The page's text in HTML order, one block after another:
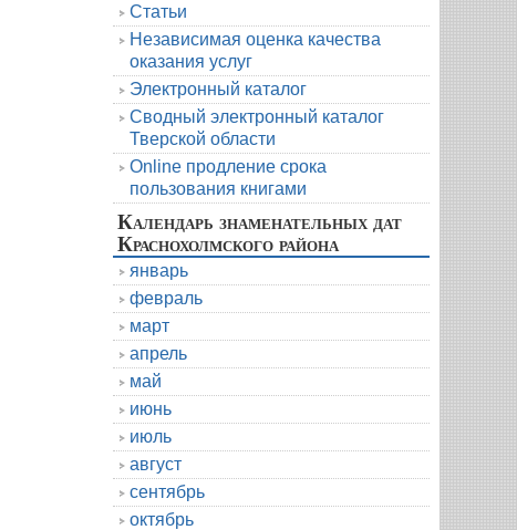
Статьи
Независимая оценка качества
оказания услуг
Электронный каталог
Сводный электронный каталог
Тверской области
Online продление срока
пользования книгами
Календарь знаменательных дат
Краснохолмского района
январь
февраль
март
апрель
май
июнь
июль
август
сентябрь
октябрь